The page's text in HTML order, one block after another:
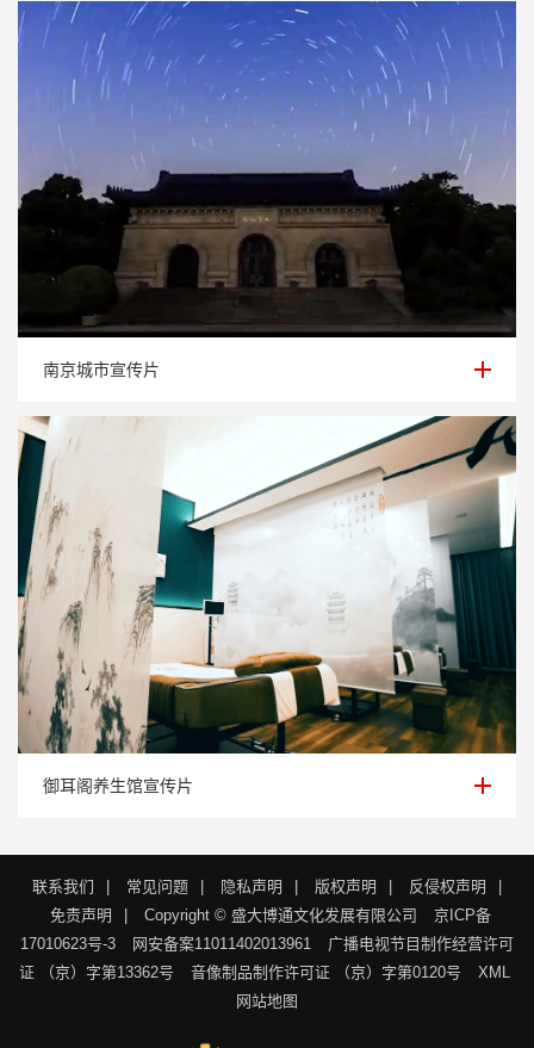
南京城市宣传片
南京城市宣传片
御耳阁养生馆宣传片
御耳阁养生馆宣传片
联系我们 | 常见问题 | 隐私声明 | 版权声明 | 反侵权声明
|
免责声明
| Copyright © 盛大博通文化发展有限公司
京ICP备
17010623号-3
网安备案11011402013961
广播电视节目制作经营许可
证 （京）字第13362号
音像制品制作许可证 （京）字第0120号
XML
网站地图